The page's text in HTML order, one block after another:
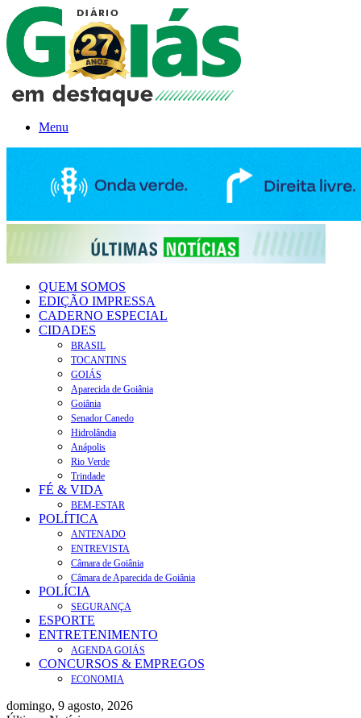
Menu
QUEM SOMOS
EDIÇÃO IMPRESSA
CADERNO ESPECIAL
CIDADES
BRASIL
TOCANTINS
GOIÁS
Aparecida de Goiânia
Goiânia
Senador Canedo
Hidrolândia
Anápolis
Rio Verde
Trindade
FÉ & VIDA
BEM-ESTAR
POLÍTICA
ANTENADO
ENTREVISTA
Câmara de Goiânia
Câmara de Aparecida de Goiânia
POLÍCIA
SEGURANÇA
ESPORTE
ENTRETENIMENTO
AGENDA GOIÁS
CONCURSOS & EMPREGOS
ECONOMIA
domingo, 9 agosto, 2026